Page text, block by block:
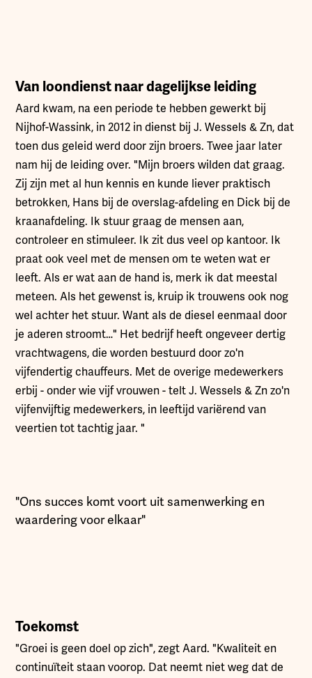
Van loondienst naar dagelijkse leiding
Aard kwam, na een periode te hebben gewerkt bij
Nijhof-Wassink, in 2012 in dienst bij J. Wessels & Zn, dat
toen dus geleid werd door zijn broers. Twee jaar later
nam hij de leiding over. "Mijn broers wilden dat graag.
Zij zijn met al hun kennis en kunde liever praktisch
betrokken, Hans bij de overslag-afdeling en Dick bij de
kraanafdeling. Ik stuur graag de mensen aan,
controleer en stimuleer. Ik zit dus veel op kantoor. Ik
praat ook veel met de mensen om te weten wat er
leeft. Als er wat aan de hand is, merk ik dat meestal
meteen. Als het gewenst is, kruip ik trouwens ook nog
wel achter het stuur. Want als de diesel eenmaal door
je aderen stroomt…" Het bedrijf heeft ongeveer dertig
vrachtwagens, die worden bestuurd door zo'n
vijfendertig chauffeurs. Met de overige medewerkers
erbij - onder wie vijf vrouwen - telt J. Wessels & Zn zo'n
vijfenvijftig medewerkers, in leeftijd variërend van
veertien tot tachtig jaar. "
"Ons succes komt voort uit samenwerking en
waardering voor elkaar"
Toekomst
"Groei is geen doel op zich", zegt Aard. "Kwaliteit en
continuïteit staan voorop. Dat neemt niet weg dat de